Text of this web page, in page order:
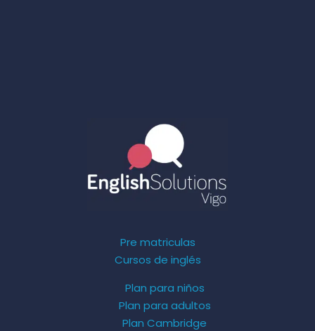
Pre matriculas
Cursos de inglés
Plan para niños
Plan para adultos
Plan Cambridge